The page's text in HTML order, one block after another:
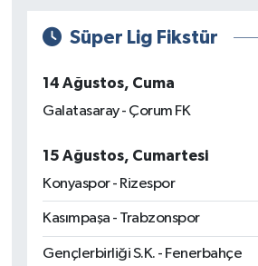
Süper Lig Fikstür
14 Ağustos, Cuma
Galatasaray - Çorum FK
15 Ağustos, Cumartesi
Konyaspor - Rizespor
Kasımpaşa - Trabzonspor
Gençlerbirliği S.K. - Fenerbahçe